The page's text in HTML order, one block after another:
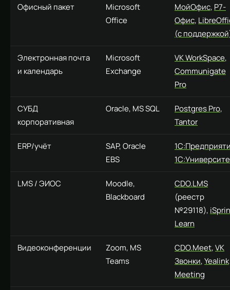
Офисный пакет
Microsoft
Office
МойОфис, Р7-
Офис,
(с
Электронная почта
и календарь
Microsoft
Exchange
VK WorkSpace,
Communigate
Pro
СУБД
корпоративная
Oracle, MS SQL Postgres Pro,
Tantor
ERP/учёт
SAP, Oracle
EBS
LMS / ЭИОС
Moodle,
Blackboard
CDO.LMS
(реестр
№29118),
Learn
Видеоконференции
Zoom, MS
Teams
CDO.Meet,VK
Звонки,Yealink
Meeting